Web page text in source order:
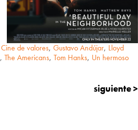
Cine de valores, Gustavo Andújar, Lloyd
, The Americans, Tom Hanks, Un hermoso
siguiente >